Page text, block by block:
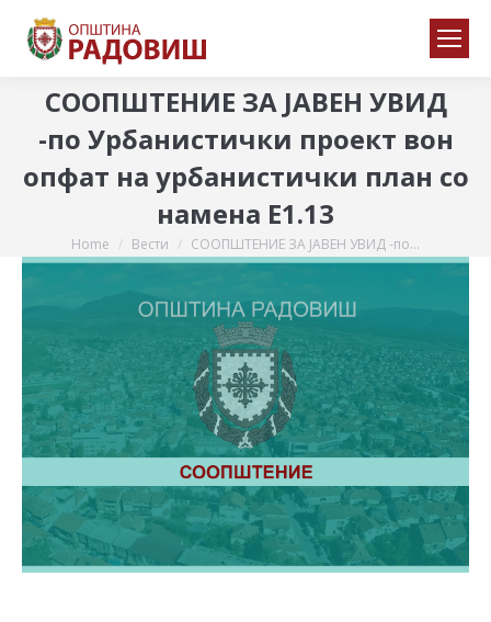
СООПШТЕНИЕ ЗА ЈАВЕН УВИД
-по Урбанистички проект вон
опфат на урбанистички план со
намена Е1.13
You are here:
Home Вести СООПШТЕНИЕ ЗА ЈАВЕН УВИД -по…